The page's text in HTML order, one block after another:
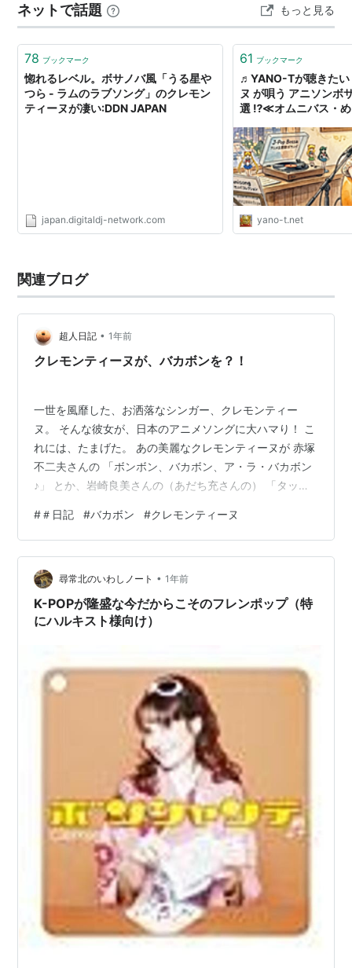
はじめてのチュウ
サザエさん・メドレー：
ドラえもんのうた
とんちんかんちん一休さん
アニメンティーヌ・プラス~ボッ
サ・ドゥ・アニメ~
アーティスト:クレモンティーヌ
メディア:CD
購入: 1人クリック: 66回
ネットで話題 もっと見る
78 ブックマーク
惚れるレベル。ボサノバ風「うる星や
つら - ラムのラブソング」のクレモン
ティーヌが凄い:DDN JAPAN
japan.digitaldj-network.com
61 ブックマーク
♬YANO-Tが聴きたい
ヌ が唄う アニソンボ
選 ⁉️≪オムニバス・
yano-t.net
関連ブログ
超人日記 • 1年前
クレモンティーヌが、バカボンを？！
一世を風靡した、お洒落なシンガー、クレモンティー
ヌ。 そんな彼女が、日本のアニメソングに大ハマり！ こ
れには、たまげた。 あの美麗なクレモンティーヌが 赤塚
不二夫さんの 「ボンボン、バカボン、ア・ラ・バカボン
♪」 とか、岩崎良美さんの（あだち充さんの） 「タッ
ゥッシュ！） とか植木等さんの、かの有名な 「スース
ー・スーダララッタ、スラスラ・スイスイスイッ♪」 なん
かを、楽しそうにフランス語で歌っているじゃ ありませ
んか！ 日本のポップ・カルチャーは、軽く国境を越える
んだなぁ と、ラジオで5曲ぐらい聞いて、ビックリ。 た
ぶん、世界中のカラオケ …
#＃日記 #バカボン #クレモンティーヌ
尋常北のいわしノート • 1年前
K-POPが隆盛な今だからこそのフレンポップ（特
にハルキスト様向け）